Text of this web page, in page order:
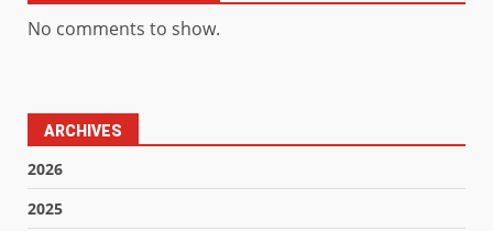
No comments to show.
ARCHIVES
2026
2025